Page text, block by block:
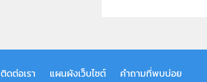
ติดต่อเรา แผนผังเว็บไซต์ คำถามที่พบบ่อย